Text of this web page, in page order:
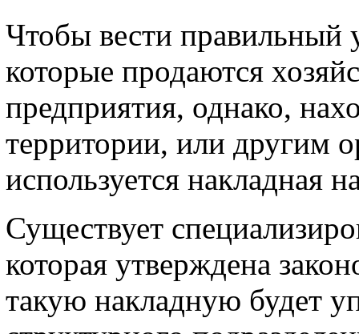
Чтобы вести правильный
которые продаются
предприятия, однако,
территории, или другим
используется накладная
Существует
которая утверждена
такую накладную будет